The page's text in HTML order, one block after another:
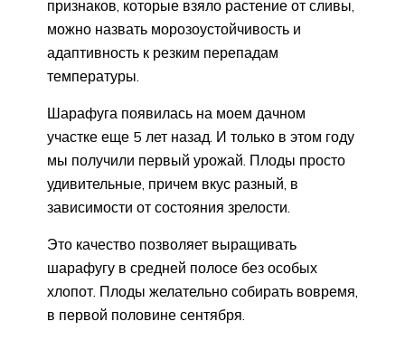
признаков, которые взяло растение от сливы,
можно назвать морозоустойчивость и
адаптивность к резким перепадам
температуры.
Шарафуга появилась на моем дачном
участке еще 5 лет назад. И только в этом году
мы получили первый урожай. Плоды просто
удивительные, причем вкус разный, в
зависимости от состояния зрелости.
Это качество позволяет выращивать
шарафугу в средней полосе без особых
хлопот. Плоды желательно собирать вовремя,
в первой половине сентября.